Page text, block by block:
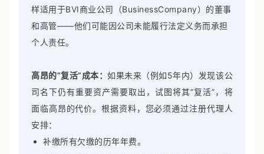
样适用于BVI商业公司（BusinessCompany）的董事
和高管——他们可能因公司未能履行法定义务而承担
个人责任。
高昂的“复活”成本：如果未来（例如5年内）发现该公
司名下仍有重要资产需要取出，试图将其“复活”，将
面临高昂的代价。根据资料，您必须通过注册代理人
安排：
补缴所有欠缴的历年年费。